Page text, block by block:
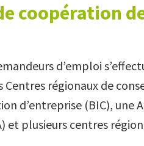
coopération
d’emploi
régionaux de
d’entreprise (BIC), une
et plusieurs centres